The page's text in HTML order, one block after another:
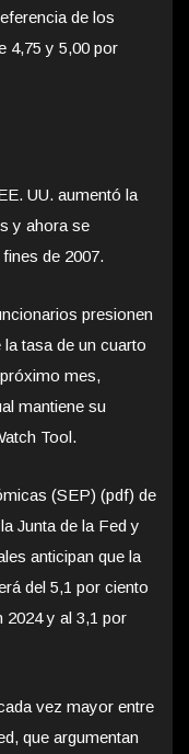
de los
4,75 y 5,00 por
UU. aumentó la
y ahora se
de 2007.
presionen
tasa de un cuarto
mes,
mantiene su
Tool.
(SEP) (pdf) de
Junta de la Fed y
anticipan que la
del 5,1 por ciento
2024 y al 3,1 por
vez mayor entre
que argumentan